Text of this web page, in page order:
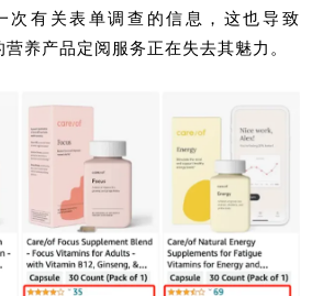
次有关表单调查的信息，这也导致
养产品定阅服务正在失去其魅力。